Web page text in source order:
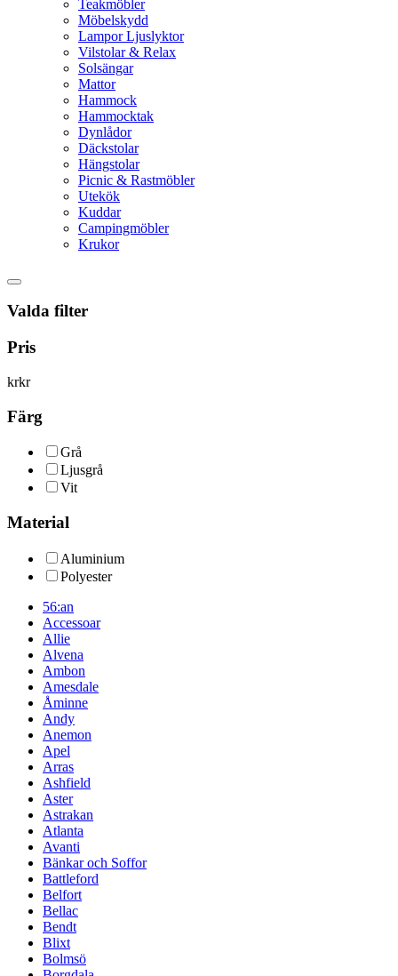
Teakmöbler
Möbelskydd
Lampor Ljuslyktor
Vilstolar & Relax
Solsängar
Mattor
Hammock
Hammocktak
Dynlådor
Däckstolar
Hängstolar
Picnic & Rastmöbler
Utekök
Kuddar
Campingmöbler
Krukor
Valda filter
Pris
krkr
Färg
Grå
Ljusgrå
Vit
Material
Aluminium
Polyester
56:an
Accessoar
Allie
Alvena
Ambon
Amesdale
Åminne
Andy
Anemon
Apel
Arras
Ashfield
Aster
Astrakan
Atlanta
Avanti
Bänkar och Soffor
Battleford
Belfort
Bellac
Bendt
Blixt
Bolmsö